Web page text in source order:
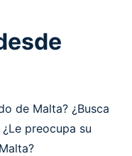
de Malta? ¿Busca
¿Le preocupa su